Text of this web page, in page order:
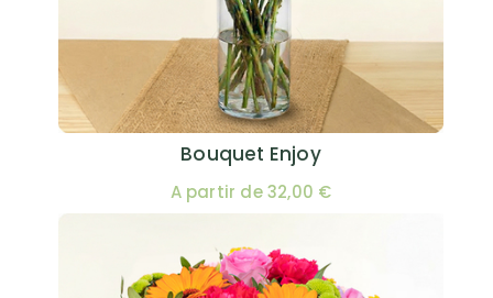
Bouquet Enjoy
A partir de 32,00 €